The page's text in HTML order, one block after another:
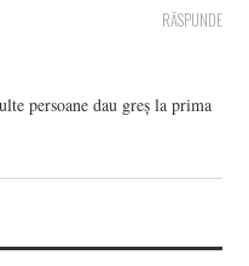
RĂSPUNDE
persoane dau greș la prima